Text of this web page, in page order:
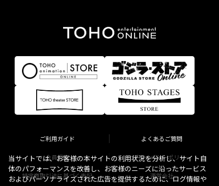
ご利用ガイド よくあるご質問
会員規約 プライバシーポリシー
特定商取引法に基づく表記 運営会社
当サイトでは、お客様の本サイトの利用状況を分析し、サイト自
体のパフォーマンスを改善し、お客様のニーズに沿ったサービス
およびパーソナライズされた広告を提供するために、ログ情報や